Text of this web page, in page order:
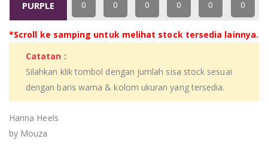
PURPLE 0 0 0 0 0 0
*Scroll ke samping untuk melihat stock tersedia lainnya.
Catatan :
Silahkan klik tombol dengan jumlah sisa stock sesuai
dengan baris warna & kolom ukuran yang tersedia.
Hanna Heels
by Mouza